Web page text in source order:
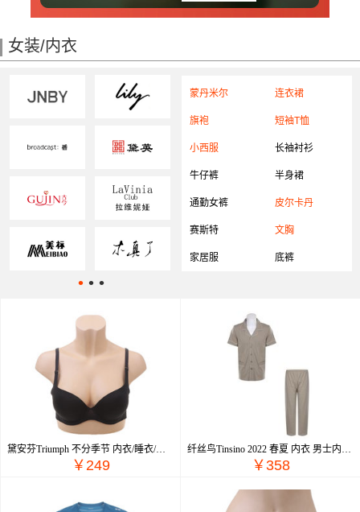
女装/内衣
• • •
蒙丹米尔 连衣裙
旗袍 短袖T恤
小西服 长袖衬衫
牛仔裤 半身裙
通勤女裤 皮尔卡丹
赛斯特 文胸
家居服 底裤
黛安芬Triumph 不分季节 内衣/睡衣/基础打底/袜子 文胸/套装 文胸 16-8788
￥249
纤丝鸟Tinsino 2022 春夏 内衣 男士内衣 睡衣/家居服 22098
￥358